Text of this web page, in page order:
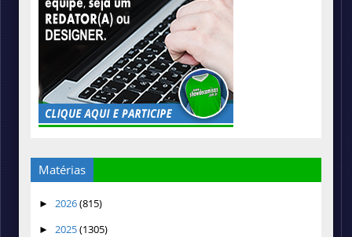
Matérias
► 2026(815)
► 2025(1305)